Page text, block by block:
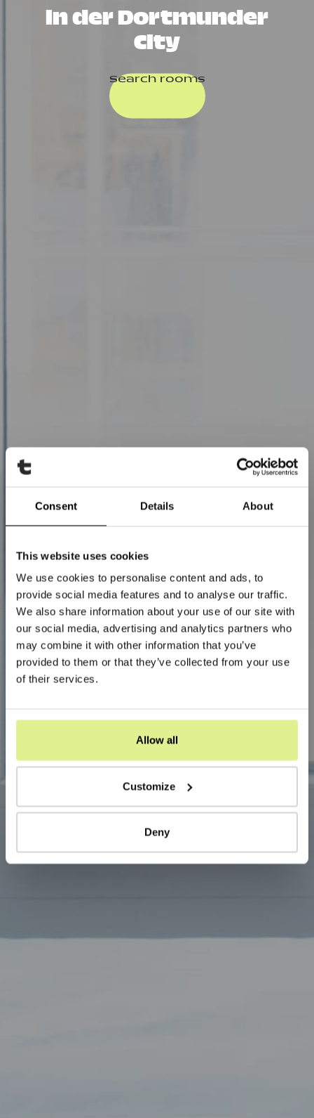
Consent Details About
This website uses cookies
We use cookies to personalise content and ads, to
provide social media features and to analyse our traffic.
We also share information about your use of our site with
our social media, advertising and analytics partners who
may combine it with other information that you’ve
provided to them or that they’ve collected from your use
of their services.
Allow all
Customize
Deny
in der Dortmunder
City
Search rooms